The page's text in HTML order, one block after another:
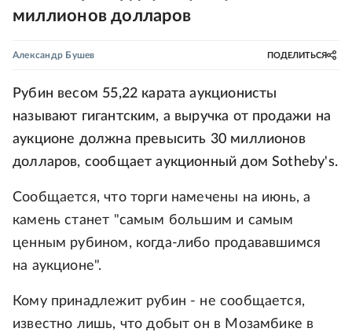
миллионов долларов
Александр Бушев ПОДЕЛИТЬСЯ
Рубин весом 55,22 карата аукционисты
называют гигантским, а выручка от продажи на
аукционе должна превысить 30 миллионов
долларов, сообщает аукционный дом Sotheby's.
Сообщается, что торги намечены на июнь, а
камень станет "самым большим и самым
ценным рубином, когда-либо продававшимся
на аукционе".
Кому принадлежит рубин - не сообщается,
известно лишь, что добыт он в Мозамбике в